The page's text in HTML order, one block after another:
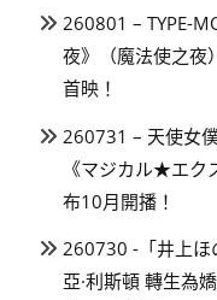
260801 – TYPE-
夜》（魔法使之夜
首映！
260731 – 天使女
《マジカル★エ
布10月開播！
260730 -「井上ほ
亞·利斯頓 轉生為